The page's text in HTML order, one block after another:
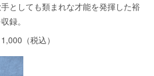
としても類まれな才能を発揮した裕
録。
（税込）